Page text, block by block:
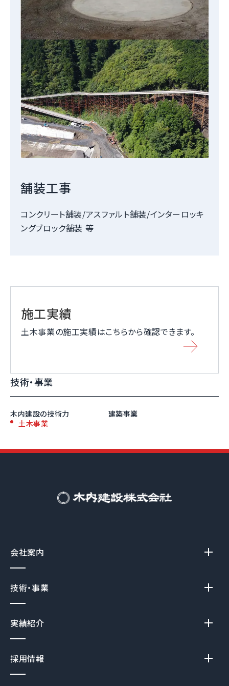
舗装工事
コンクリート舗装/アスファルト舗装/インターロッキ
ングブロック舗装 等
施工実績
土木事業の施工実績はこちらから確認できます。
技術・事業
木内建設の技術力
建築事業
土木事業
会社案内
技術・事業
実績紹介
採用情報